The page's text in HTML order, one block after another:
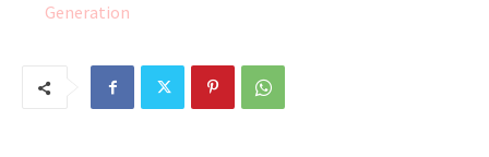
Generation